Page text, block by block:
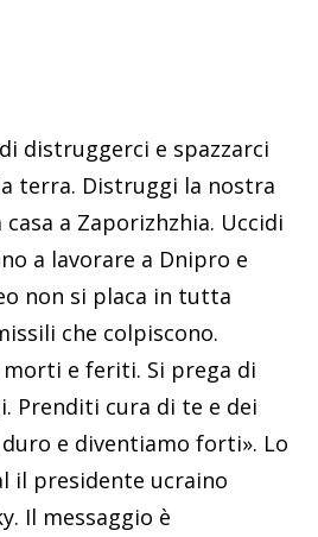
distruggerci e spazzarci
terra. Distruggi la nostra
a Zaporizhzhia. Uccidi
a lavorare a Dnipro e
non si placa in tutta
che colpiscono.
e feriti. Si prega di
Prenditi cura di te e dei
e diventiamo forti». Lo
il presidente ucraino
Il messaggio è